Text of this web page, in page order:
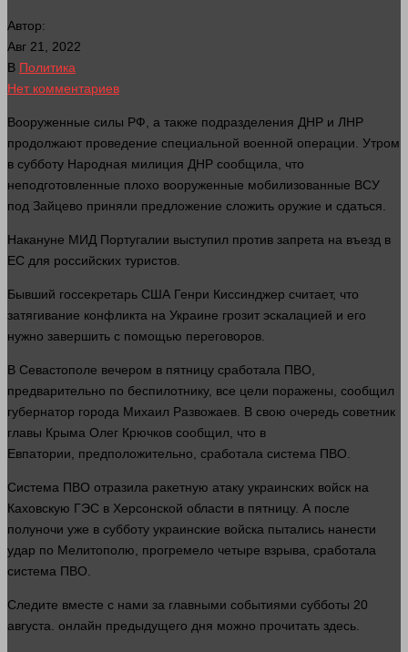
Автор:
Авг 21, 2022
В Политика
Нет комментариев
Вооруженные силы РФ, а также подразделения ДНР и ЛНР
продолжают проведение специальной военной операции. Утром
в субботу Народная милиция ДНР сообщила, что
неподготовленные плохо вооруженные мобилизованные ВСУ
под Зайцево приняли предложение сложить оружие и сдаться.
Накануне МИД Португалии выступил против запрета на въезд в
ЕС для российских туристов.
Бывший госсекретарь США Генри Киссинджер считает, что
затягивание конфликта на Украине грозит эскалацией и его
нужно завершить с помощью переговоров.
В Севастополе вечером в пятницу сработала ПВО,
предварительно по беспилотнику, все цели поражены, сообщил
губернатор города Михаил Развожаев. В свою очередь советник
главы Крыма Олег Крючков сообщил, что в
Евпатории, предположительно, сработала система ПВО.
Система ПВО отразила ракетную атаку украинских войск на
Каховскую ГЭС в Херсонской области в пятницу. А после
полуночи уже в субботу украинские войска пытались нанести
удар по Мелитополю, прогремело четыре взрыва, сработала
система ПВО.
Следите вместе с нами за главными событиями субботы 20
августа. онлайн предыдущего дня можно прочитать здесь